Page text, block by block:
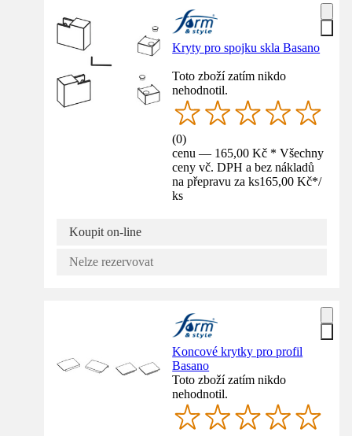
Kryty pro spojku skla Basano
Toto zboží zatím nikdo
nehodnotil.
(0)
cenu — 165,00 Kč * Všechny
ceny vč. DPH a bez nákladů
na přepravu za ks165,00 Kč*/
ks
Koupit on-line
Nelze rezervovat
Koncové krytky pro profil
Basano
Toto zboží zatím nikdo
nehodnotil.